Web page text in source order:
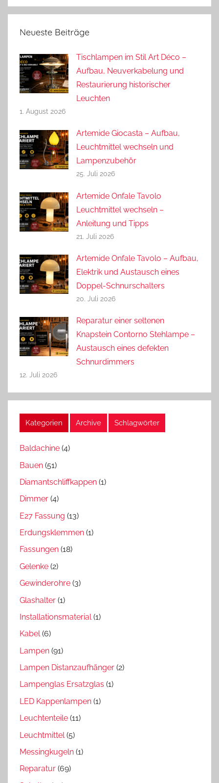
Neueste Beiträge
Tischlampen im Stil Art Déco –
Aufbau, Neuverkabelung und
Restaurierung historischer
Leuchten
1. August 2026
Artemide Giocasta – Aufbau,
Leuchtmittel wechseln und
Lampenzubehör
25. Juli 2026
Artemide Onfale Tavolo
Leuchtmittel wechseln –
Anleitung und Tipps
21. Juli 2026
Artemide Onfale Tavolo – Aufbau,
Elektrik und Austausch eines
Doppel-Schnurschalters
20. Juli 2026
Reparatur einer seltenen
Knapstein Contorno Stehlampe –
Austausch eines defekten
Schnurdimmers
12. Juli 2026
Kategorien Archive Schlagwörter
Baldachine (4)
Bauen (51)
Diamantschliffkappen (1)
Dimmer (4)
E27 Fassung (13)
Erdungsklemmen (1)
Fassungen (18)
Gelenke (2)
Gewinderohre (3)
Glashalter (1)
Installationsmaterial(1)
Kabel(6)
Lampen (91)
Lampen Distanzaufhänger (2)
Lampenglas Ersatzglas (1)
LED Kappenlampen (1)
Leuchtenteile (11)
Leuchtmittel (5)
Messingkugeln (1)
Reparatur (69)